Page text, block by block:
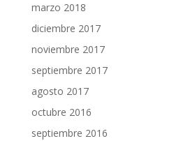
marzo 2018
diciembre 2017
noviembre 2017
septiembre 2017
agosto 2017
octubre 2016
septiembre 2016